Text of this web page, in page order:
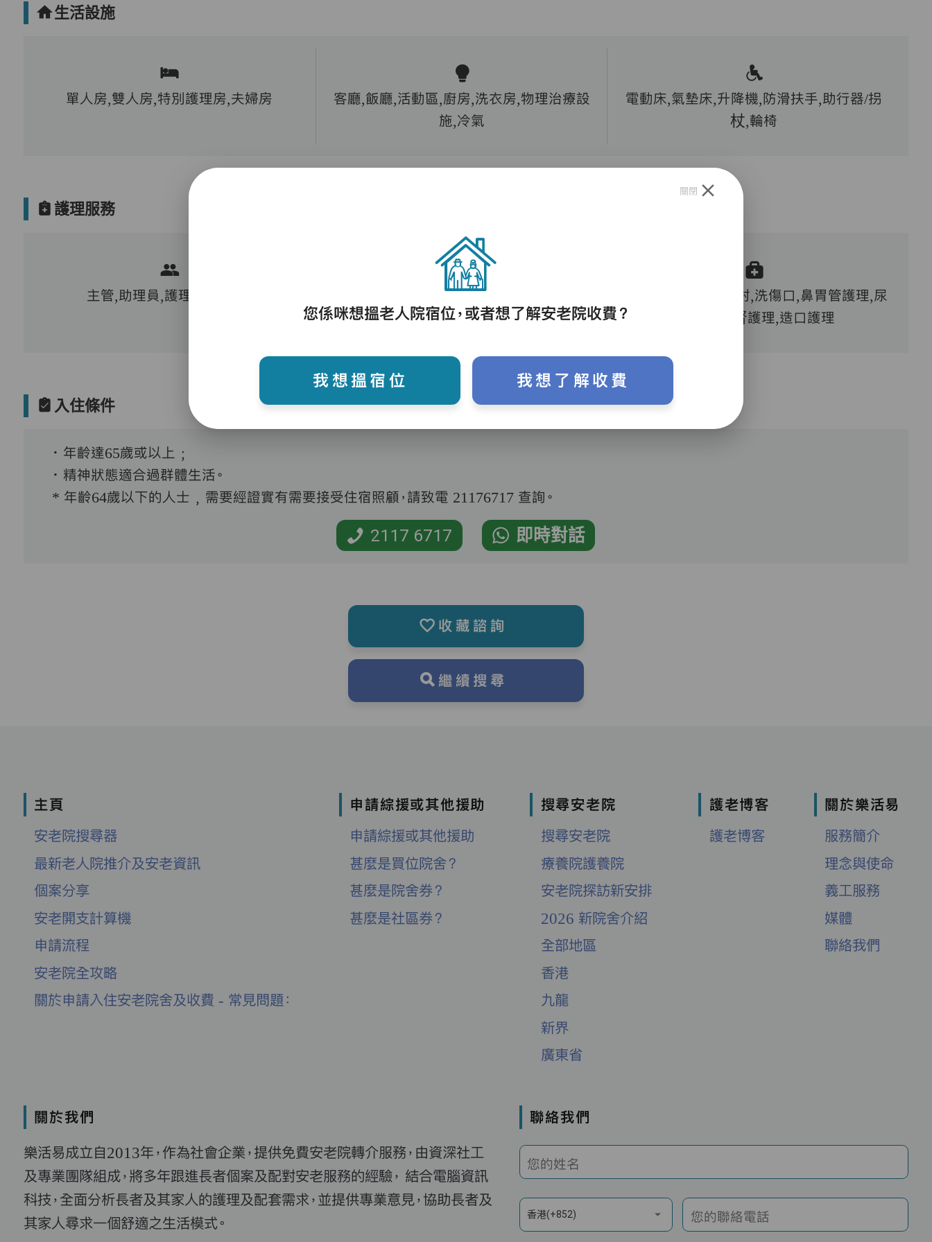
生活設施
單人房,雙人房,特別護理房,夫婦房
客廳,飯廳,活動區,廚房,洗衣房,物理治療設
施,冷氣
電動床,氣墊床,升降機,防滑扶手,助行器/拐
杖,輪椅
護理服務
主管,助理員,護理員,保健員
護理評估、執藥、核派藥、量度生命表徵、協
助沐浴、餵飯、換尿片
血糖測試,胰島素注射,洗傷口,鼻胃管護理,尿
喉護理,洗腎護理,造口護理
入住條件
．年齡達65歲或以上﹔
．精神狀態適合過群體生活。
* 年齡64歲以下的人士﹐需要經證實有需要接受住宿照顧，請致電 21176717 查詢。
2117 6717 即時對話
收藏諮詢
繼續搜尋
主頁
安老院搜尋器
最新老人院推介及安老資訊
個案分享
安老開支計算機
申請流程
安老院全攻略
關於申請入住安老院舍及收費 - 常見問題：
申請綜援或其他援助
申請綜援或其他援助
甚麼是買位院舍？
甚麼是院舍券？
甚麼是社區券？
搜尋安老院
搜尋安老院
療養院護養院
安老院探訪新安排
2026 新院舍介紹
全部地區
香港
九龍
新界
廣東省
護老博客
護老博客
關於樂活易
服務簡介
理念與使命
義工服務
媒體
聯絡我們
關於我們
樂活易成立自2013年，作為社會企業，提供免費安老院轉介服務，由資深社工
及專業團隊組成，將多年跟進長者個案及配對安老服務的經驗， 結合電腦資訊
科技，全面分析長者及其家人的護理及配套需求，並提供專業意見，協助長者及
其家人尋求一個舒適之生活模式。
聯絡我們
您的姓名
香港(+852) 您的聯絡電話
關閉
您係咪想搵老人院宿位，或者想了解安老院收費？
我想搵宿位 我想了解收費